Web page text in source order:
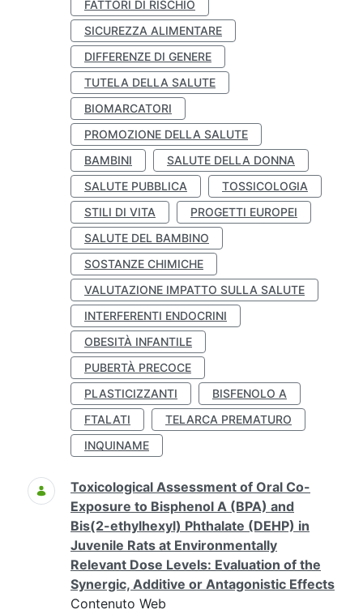
FATTORI DI RISCHIO
SICUREZZA ALIMENTARE
DIFFERENZE DI GENERE
TUTELA DELLA SALUTE
BIOMARCATORI
PROMOZIONE DELLA SALUTE
BAMBINI
SALUTE DELLA DONNA
SALUTE PUBBLICA
TOSSICOLOGIA
STILI DI VITA
PROGETTI EUROPEI
SALUTE DEL BAMBINO
SOSTANZE CHIMICHE
VALUTAZIONE IMPATTO SULLA SALUTE
INTERFERENTI ENDOCRINI
OBESITÀ INFANTILE
PUBERTÀ PRECOCE
PLASTICIZZANTI
BISFENOLO A
FTALATI
TELARCA PREMATURO
INQUINAME
Toxicological Assessment of Oral Co-
Exposure to Bisphenol A (BPA) and
Bis(2-ethylhexyl) Phthalate (DEHP) in
Juvenile Rats at Environmentally
Relevant Dose Levels: Evaluation of the
Synergic, Additive or Antagonistic Effects
Contenuto Web